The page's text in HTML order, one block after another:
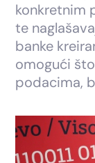
konkretnim
te
banke
omogući
podacima,